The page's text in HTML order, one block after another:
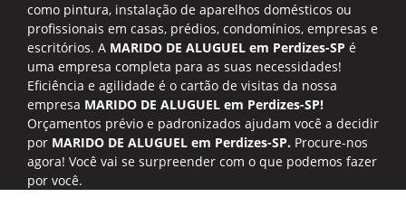
como pintura, instalação de aparelhos domésticos ou
profissionais em casas, prédios, condomínios, empresas e
escritórios. A MARIDO DE ALUGUEL em Perdizes-SP é
uma empresa completa para as suas necessidades!
Eficiência e agilidade é o cartão de visitas da nossa
empresa MARIDO DE ALUGUEL em Perdizes-SP!
Orçamentos prévio e padronizados ajudam você a decidir
por MARIDO DE ALUGUEL em Perdizes-SP. Procure-nos
agora! Você vai se surpreender com o que podemos fazer
por você.